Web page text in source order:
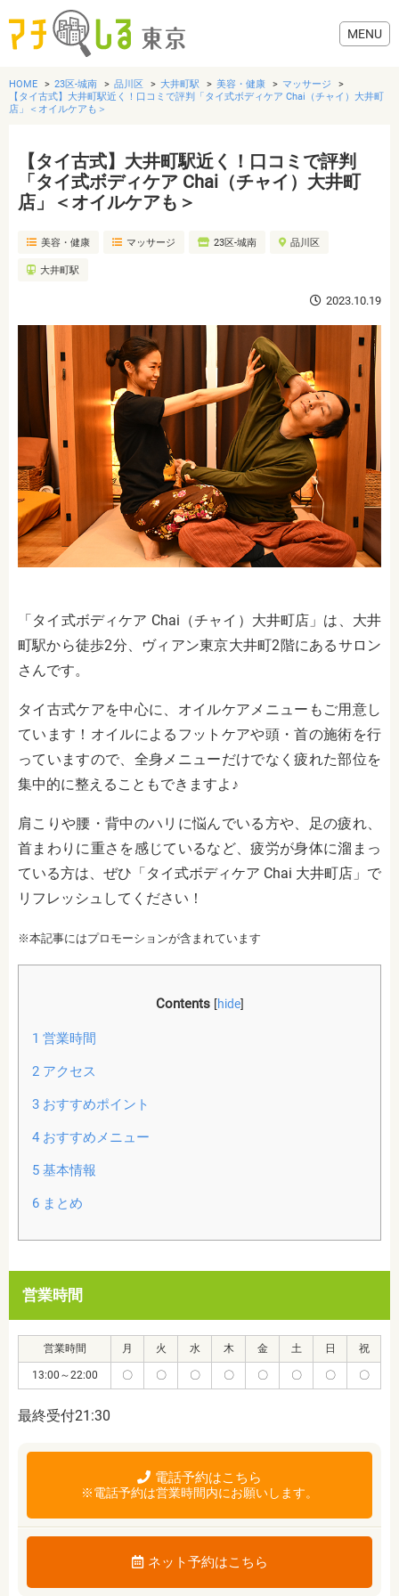
グルメ
美容・健康
歯医者・病院
生活
HOME 23区-城南 品川区 大井町駅 美容・健康
マッサージ
【タイ古式】大井町駅近く！口コミで評判「タイ式ボディケア Chai（チャイ）大井町
店」＜オイルケアも＞
【タイ古式】大井町駅近く！口コミで評判
「タイ式ボディケア Chai（チャイ）大井町
店」＜オイルケアも＞
美容・健康 マッサージ 23区-城南 品川区
大井町駅
2023.10.19
「タイ式ボディケア Chai（チャイ）大井町店」は、大井
町駅から徒歩2分、ヴィアン東京大井町2階にあるサロン
さんです。
タイ古式ケアを中心に、オイルケアメニューもご用意し
ています！オイルによるフットケアや頭・首の施術を行
っていますので、全身メニューだけでなく疲れた部位を
集中的に整えることもできますよ♪
肩こりや腰・背中のハリに悩んでいる方や、足の疲れ、
首まわりに重さを感じているなど、疲労が身体に溜まっ
ている方は、ぜひ「タイ式ボディケア Chai 大井町店」で
リフレッシュしてください！
※本記事にはプロモーションが含まれています
Contents [hide]
1 営業時間
2アクセス
3おすすめポイント
4おすすめメニュー
5基本情報
6まとめ
営業時間
営業時間 月 火 水 木 金 土 日 祝
13:00～22:00 〇 〇 〇 〇 〇 〇 〇 〇
最終受付21:30
電話予約はこちら
※電話予約は営業時間内にお願いします。
ネット予約はこちら